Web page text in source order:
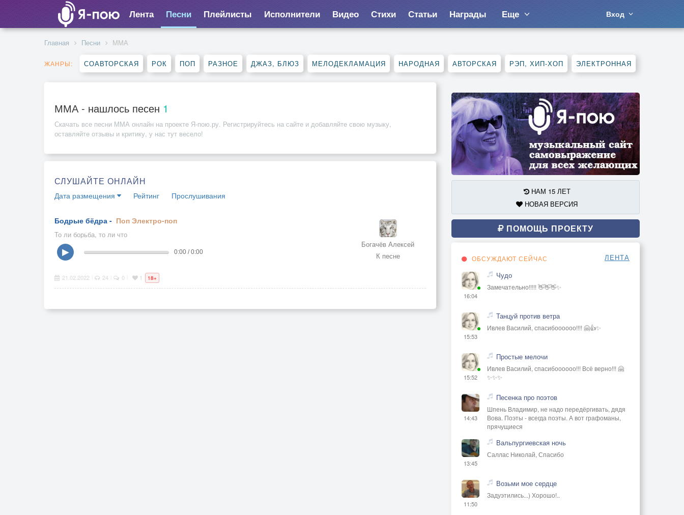
Лента Песни Плейлисты Исполнители Видео Стихи Статьи Награды Еще Вход
Главная Песни ММА
ЖАНРЫ: СОАВТОРСКАЯ РОК ПОП РАЗНОЕ ДЖАЗ, БЛЮЗ МЕЛОДЕКЛАМАЦИЯ НАРОДНАЯ АВТОРСКАЯ РЭП, ХИП-ХОП ЭЛЕКТРОННАЯ
ММА - нашлось песен 1
Скачать все песни ММА онлайн на проекте Я-пою.ру. Регистрируйтесь на сайте и добавляйте свою музыку,
оставляйте отзывы и критику, у нас тут весело!
СЛУШАЙТЕ ОНЛАЙН
Дата размещения Рейтинг Прослушивания
Бодрые бёдра - Поп Электро-поп
То ли борьба, то ли что
Богачёв Алексей
К песне
▶ 0:00 / 0:00
21.02.2022 24 0 1 18+
НАМ 15 ЛЕТ
НОВАЯ ВЕРСИЯ
ПОМОЩЬ ПРОЕКТУ
ОБСУЖДАЮТ СЕЙЧАС ЛЕНТА
16:04
Чудо
Замечательно!!!!! 👋👋👋✨
15:53
Танцуй против ветра
Ивлев Василий, спасибоооооо!!!! 🤗👍✨
15:52
Простые мелочи
Ивлев Василий, спасибоооооо!!! Всё верно!!! 🤗
✨✨✨
14:43
Песенка про поэтов
Шпень Владимир, не надо передёргивать, дядя
Вова. Поэты - всегда поэты. А вот графоманы,
прячущиеся
13:45
Вальпургиевская ночь
Саллас Николай, Спасибо
11:50
Возьми мое сердце
Задуэтились...) Хорошо!..